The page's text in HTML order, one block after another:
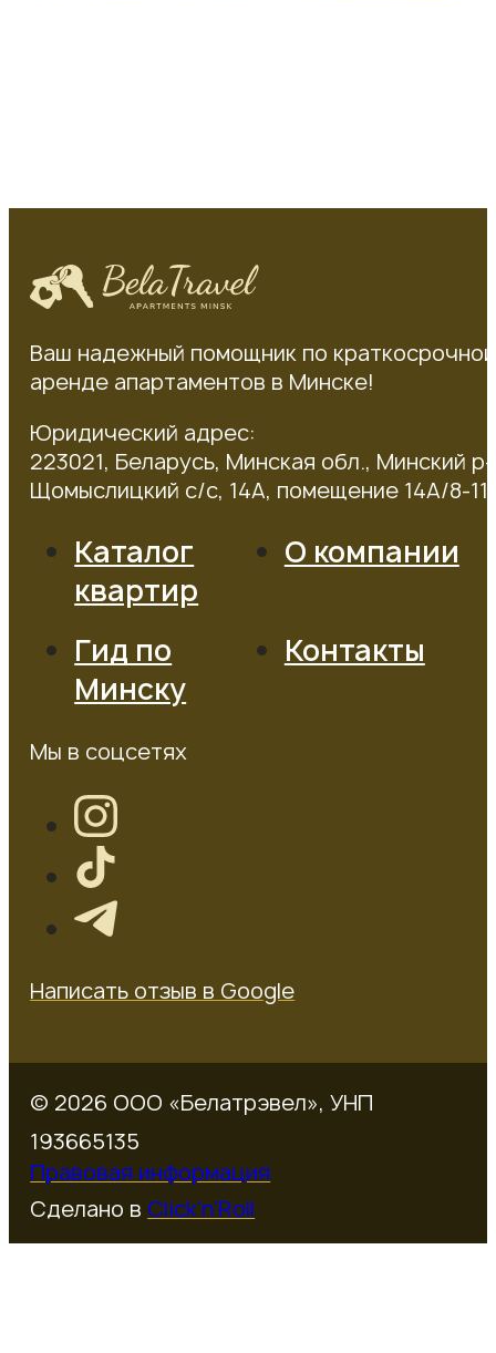
Ваш надежный помощник по краткосрочной
аренде апартаментов в Минске!
Юридический адрес:
223021, Беларусь, Минская обл., Минский
Щомыслицкий с/с, 14А, помещение 14А/8-11
Каталог
квартир
О компании
Гид по
Минску
Контакты
Мы в соцсетях
Написать отзыв в Google
© 2026 ООО «Белатрэвел», УНП
193665135
Правовая информация
Сделано в Click'n'Roll